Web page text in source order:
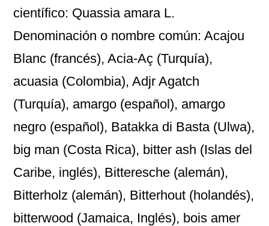
científico: Quassia amara L.
Denominación o nombre común: Acajou
Blanc (francés), Acia-Aç (Turquía),
acuasia (Colombia), Adjr Agatch
(Turquía), amargo (español), amargo
negro (español), Batakka di Basta (Ulwa),
big man (Costa Rica), bitter ash (Islas del
Caribe, inglés), Bitteresche (alemán),
Bitterholz (alemán), Bitterhout (holandés),
bitterwood (Jamaica, Inglés), bois amer